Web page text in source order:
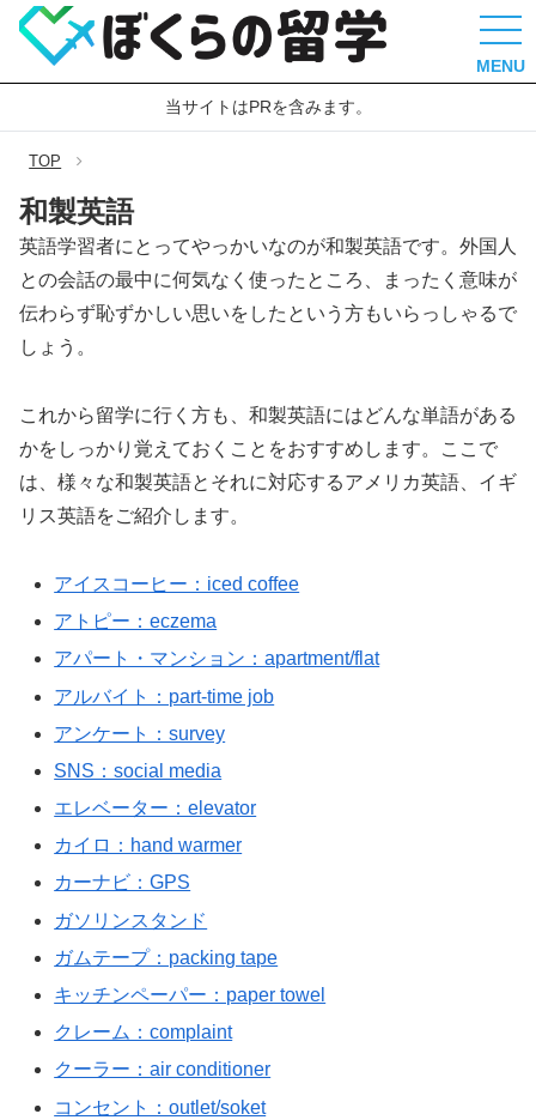
MENU
当サイトはPRを含みます。
TOP
和製英語
英語学習者にとってやっかいなのが和製英語です。外国人
との会話の最中に何気なく使ったところ、まったく意味が
伝わらず恥ずかしい思いをしたという方もいらっしゃるで
しょう。
これから留学に行く方も、和製英語にはどんな単語がある
かをしっかり覚えておくことをおすすめします。ここで
は、様々な和製英語とそれに対応するアメリカ英語、イギ
リス英語をご紹介します。
アイスコーヒー：iced coffee
アトピー：eczema
アパート・マンション：apartment/flat
アルバイト：part-time job
アンケート：survey
SNS：social media
エレベーター：elevator
カイロ：hand warmer
カーナビ：GPS
ガソリンスタンド
ガムテープ：packing tape
キッチンペーパー：paper towel
クレーム：complaint
クーラー：air conditioner
コンセント：outlet/soket